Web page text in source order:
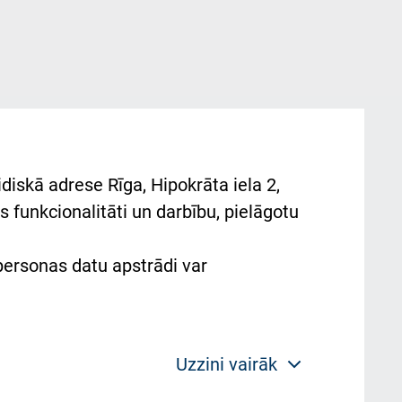
adrese Rīga, Hipokrāta iela 2,
funkcionalitāti un darbību, pielāgotu
datu apstrādi var
Uzzini vairāk